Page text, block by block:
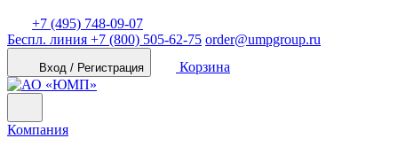
+7 (495) 748-09-07
Беспл. линия +7 (800) 505-62-75 order@umpgroup.ru
Вход / Регистрация Корзина
Компания